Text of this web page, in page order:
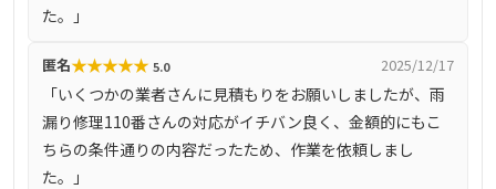
た。」
匿名★★★★★ 5.0 2025/12/17
「いくつかの業者さんに見積もりをお願いしましたが、雨
漏り修理110番さんの対応がイチバン良く、金額的にもこ
ちらの条件通りの内容だったため、作業を依頼しまし
た。」